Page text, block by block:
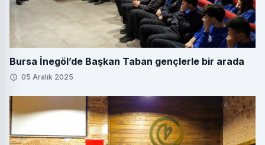
Bursa İnegöl’de Başkan Taban gençlerle bir arada
05 Aralık 2025